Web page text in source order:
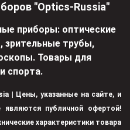
"Optics-Russia"
приборы: оптические
зрительные трубы,
Товары для
спорта.
| Цены, указанные на сайте, и
публичной офертой!
характеристики товара